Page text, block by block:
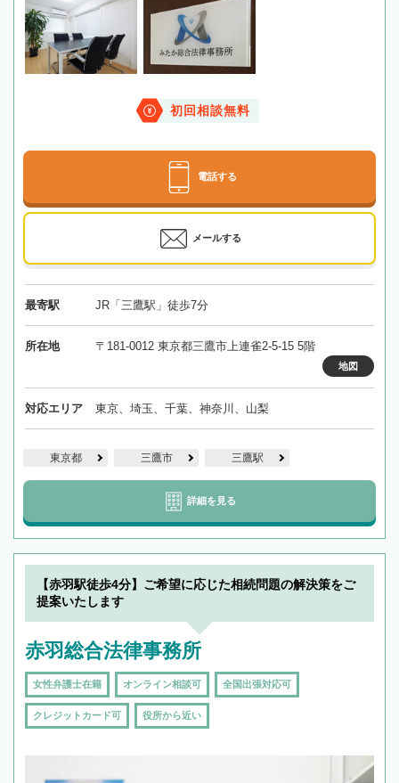
初回相談無料
電話する
メールする
最寄駅 JR「三鷹駅」徒歩7分
所在地 〒181-0012 東京都三鷹市上連雀2-5-15 5階
地図
対応エリア 東京、埼玉、千葉、神奈川、山梨
東京都 三鷹市 三鷹駅
詳細を見る
【赤羽駅徒歩4分】ご希望に応じた相続問題の解決策をご
提案いたします
赤羽総合法律事務所
女性弁護士在籍 オンライン相談可 全国出張対応可
クレジットカード可 役所から近い